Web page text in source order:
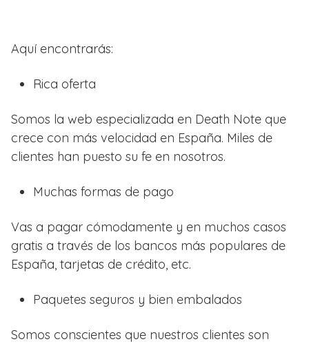
Aquí encontrarás:
Rica oferta
Somos la web especializada en Death Note que
crece con más velocidad en España. Miles de
clientes han puesto su fe en nosotros.
Muchas formas de pago
Vas a pagar cómodamente y en muchos casos
gratis a través de los bancos más populares de
España, tarjetas de crédito, etc.
Paquetes seguros y bien embalados
Somos conscientes que nuestros clientes son